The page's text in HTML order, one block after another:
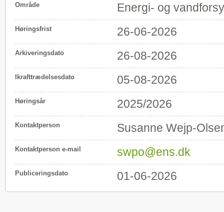
Område Energi- og
Høringsfrist 26-06-2026
Arkiveringsdato 26-08-2026
Ikrafttrædelsesdato 05-08-2026
Høringsår 2025/2026
Kontaktperson Susanne Wejp-
Kontaktperson e-mail swpo@ens.dk
Publiceringsdato 01-06-2026